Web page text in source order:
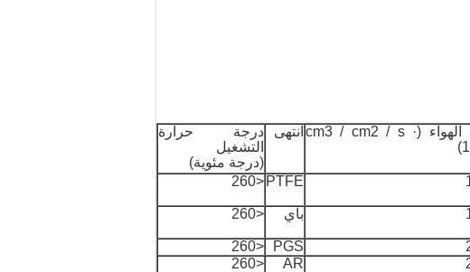
نفاذية الهواء (cm3 / cm2 / s · انتهى
درجة حرارة
التشغيل
(درجة مئوية)
PTFE
<260
باي <260
PGS
<260
AR
<260